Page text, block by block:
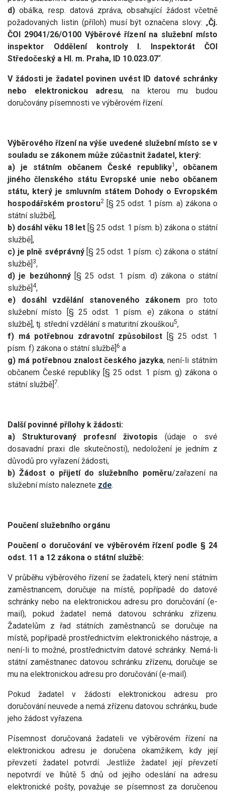
d) obálka, resp. datová zpráva, obsahující žádost včetně
požadovaných listin (příloh) musí být označena slovy: „Čj.
ČOI 29041/26/O100 Výběrové řízení na služební místo
inspektor Oddělení kontroly I. Inspektorát ČOI
Středočeský a Hl. m. Praha, ID 10.023.07“.
V žádosti je žadatel povinen uvést ID datové schránky
nebo elektronickou adresu, na kterou mu budou
doručovány písemnosti ve výběrovém řízení.
Výběrového řízení na výše uvedené služební místo se v
souladu se zákonem může zúčastnit žadatel, který:
a) je státním občanem České republiky1 , občanem
jiného členského státu Evropské unie nebo občanem
státu, který je smluvním státem Dohody o Evropském
hospodářském prostoru2 [§ 25 odst. 1 písm. a) zákona o
státní službě],
b) dosáhl věku 18 let [§ 25 odst. 1 písm. b) zákona o státní
službě],
c) je plně svéprávný[§ 25 odst. 1 písm. c) zákona o státní
službě] 3,
d) je bezúhonný[§ 25 odst. 1 písm. d) zákona o státní
službě] 4,
e) dosáhl vzdělání stanoveného zákonem pro toto
služební místo [§ 25 odst. 1 písm. e) zákona o státní
službě], tj. střední vzdělání s maturitní zkouškou5,
f) má potřebnou zdravotní způsobilost [§ 25 odst. 1
písm. f) zákona o státní službě]6 a
g) má potřebnou znalost českého jazyka, není-li státním
občanem České republiky [§ 25 odst. 1 písm. g) zákona o
státní službě]7.
Další povinné přílohy k žádosti:
a) Strukturovaný profesní životopis (údaje o své
dosavadní praxi dle skutečnosti), nedoložení je jedním z
důvodů pro vyřazení žádosti,
b) Žádost o přijetí do služebního poměru/zařazení na
služební místo naleznete zde.
Poučení služebního orgánu
Poučení o doručování ve výběrovém řízení podle § 24
odst. 11 a 12 zákona o státní službě:
V průběhu výběrového řízení se žadateli, který není státním
zaměstnancem, doručuje na místě, popřípadě do datové
schránky nebo na elektronickou adresu pro doručování (e-
mail), pokud žadatel nemá datovou schránku zřízenu.
Žadatelům z řad státních zaměstnanců se doručuje na
místě, popřípadě prostřednictvím elektronického nástroje, a
není-li to možné, prostřednictvím datové schránky. Nemá-li
státní zaměstnanec datovou schránku zřízenu, doručuje se
mu na elektronickou adresu pro doručování (e-mail).
Pokud žadatel v žádosti elektronickou adresu pro
doručování neuvede a nemá zřízenu datovou schránku, bude
jeho žádost vyřazena.
Písemnost doručovaná žadateli ve výběrovém řízení na
elektronickou adresu je doručena okamžikem, kdy její
převzetí žadatel potvrdí. Jestliže žadatel její převzetí
nepotvrdí ve lhůtě 5 dnů od jejího odeslání na adresu
elektronické pošty, považuje se písemnost za doručenou